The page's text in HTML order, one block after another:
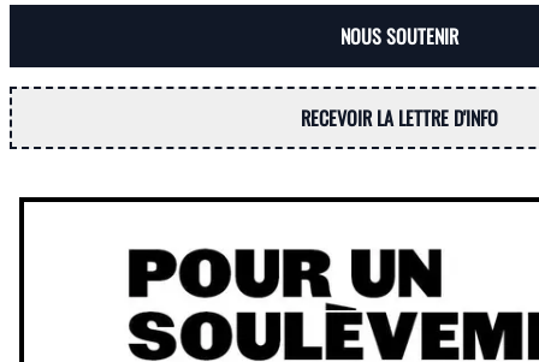
NOUS SOUTENIR
RECEVOIR LA LETTRE D'INFO